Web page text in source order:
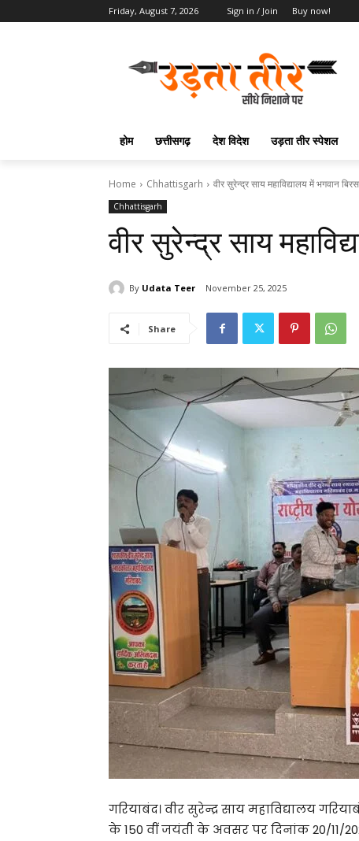
Friday, August 7, 2026 Sign in / Join Buy now!
होम छत्तीसगढ़ देश विदेश उड़ता तीर स्पेशल
Home Chhattisgarh वीर सुरेन्द्र साय महाविद्यालय में भगवान
Chhattisgarh
वीर सुरेन्द्र साय
By Udata Teer November 25, 2025
Share
गरियाबंद। वीर सुरेन्द्र साय महाविद्यालय
के 150 वीं जयंती के अवसर पर दिनांक 20/11/